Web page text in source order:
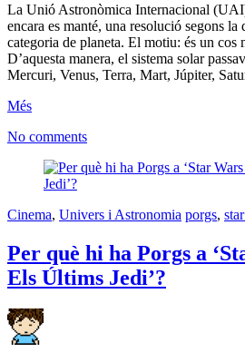
La Unió Astronòmica Internacional
encara es manté, una resolució segons la
categoria de planeta. El motiu: és un cos
D’aquesta manera, el sistema solar
Mercuri, Venus, Terra, Mart, Júpiter,
Més
No comments
Cinema, Univers i Astronomia porgs,
Per què hi ha Porgs a
Els Últims Jedi’?